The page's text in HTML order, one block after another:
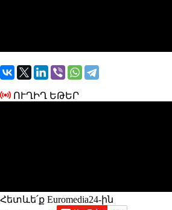
ՈՒՂԻՂ ԵԹԵՐ
Հետևե՛ք Euromedia24-ին